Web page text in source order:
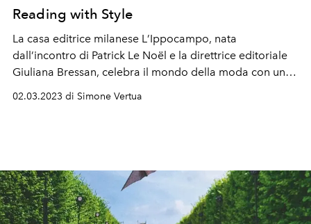
Reading with Style
La casa editrice milanese L ’Ippocampo, nata
dall’incontro di Patrick Le Noël e la direttrice editoriale
Giuliana Bressan, celebra il mondo della moda con una
02.03.2023 di Simone Vertua